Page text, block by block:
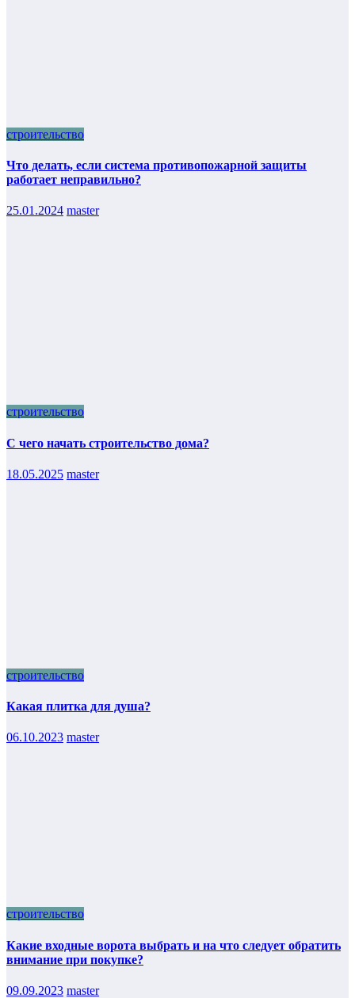
строительство
Что делать, если система противопожарной защиты
работает неправильно?
25.01.2024 master
строительство
С чего начать строительство дома?
18.05.2025 master
строительство
Какая плитка для душа?
06.10.2023 master
строительство
Какие входные ворота выбрать и на что следует обратить
внимание при покупке?
09.09.2023 master